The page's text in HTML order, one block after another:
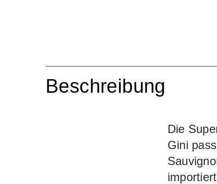
Beschreibung
Die
Gini